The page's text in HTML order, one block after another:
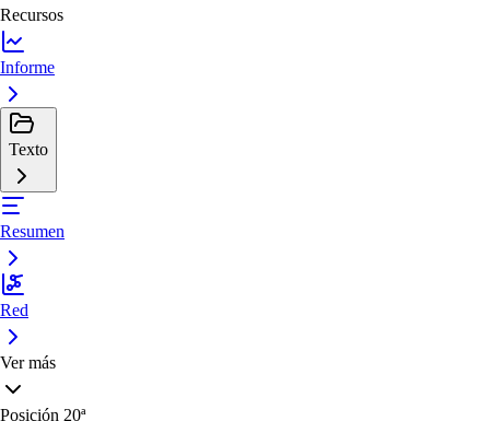
Recursos
Informe
Texto
Resumen
Red
Ver más
Posición 20ª